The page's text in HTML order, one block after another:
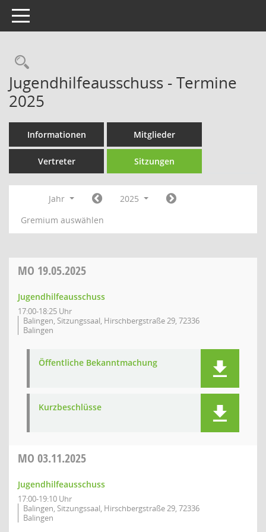
Toggle navigation
Rechercheauswahl
Jugendhilfeausschuss - Termine
2025
Informationen Mitglieder
Vertreter Sitzungen
Jahr
2025
Gremium auswählen
MO 19.05.2025
Jugendhilfeausschuss
17:00-18:25 Uhr
Balingen, Sitzungssaal, Hirschbergstraße 29, 72336
Balingen
Öffentliche Bekanntmachung
Kurzbeschlüsse
MO 03.11.2025
Jugendhilfeausschuss
17:00-19:10 Uhr
Balingen, Sitzungssaal, Hirschbergstraße 29, 72336
Balingen